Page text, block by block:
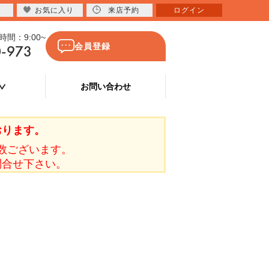
間：9:00~
973 会員登録
お問い合わせ
ます。
ざいます。
せ下さい。
お気に入り 来店予約 ログイン